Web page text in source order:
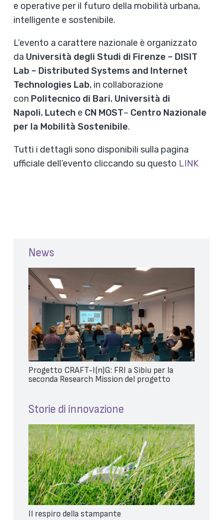
e operative per il futuro della mobilità urbana,
intelligente e sostenibile.
L’evento a carattere nazionale è organizzato
da Università degli Studi di Firenze – DISIT
Lab – Distributed Systems and Internet
Technologies Lab, in collaborazione
con Politecnico di Bari, Università di
Napoli, Lutech e CN MOST– Centro Nazionale
per la Mobilità Sostenibile.
Tutti i dettagli sono disponibili sulla pagina
ufficiale dell’evento cliccando su questo LINK
News
Progetto CRAFT-I(n)G: FRI a Sibiu per la
seconda Research Mission del progetto
Storie di innovazione
Il respiro della stampante